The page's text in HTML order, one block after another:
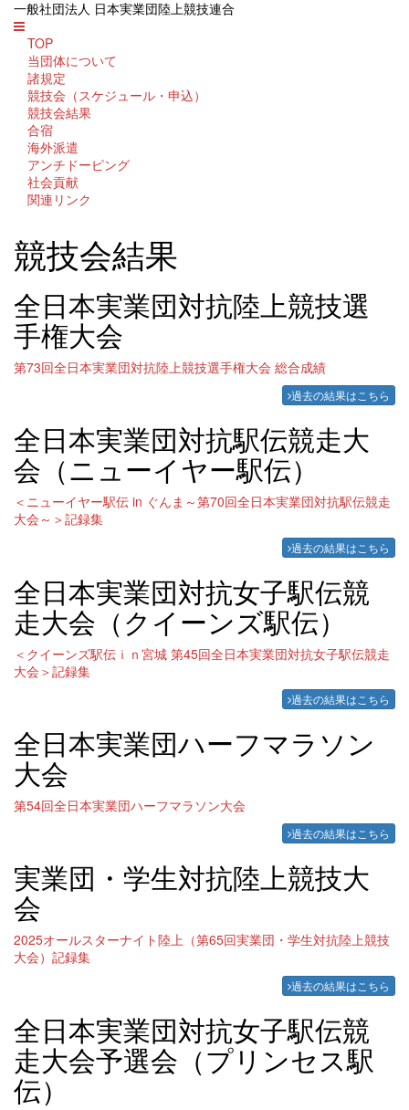
一般社団法人 日本実業団陸上競技連合
TOP
当団体について
諸規定
競技会（スケジュール・申込）
競技会結果
合宿
海外派遣
アンチドーピング
社会貢献
関連リンク
競技会結果
全日本実業団対抗陸上競技選
手権大会
第73回全日本実業団対抗陸上競技選手権大会 総合成績
過去の結果はこちら
全日本実業団対抗駅伝競走大
会（ニューイヤー駅伝）
＜ニューイヤー駅伝 in ぐんま～第70回全日本実業団対抗駅伝競走
大会～＞記録集
過去の結果はこちら
全日本実業団対抗女子駅伝競
走大会（クイーンズ駅伝）
＜クイーンズ駅伝ｉｎ宮城 第45回全日本実業団対抗女子駅伝競走
大会＞記録集
過去の結果はこちら
全日本実業団ハーフマラソン
大会
第54回全日本実業団ハーフマラソン大会
過去の結果はこちら
実業団・学生対抗陸上競技大
会
2025オールスターナイト陸上（第65回実業団・学生対抗陸上競技
大会）記録集
過去の結果はこちら
全日本実業団対抗女子駅伝競
走大会予選会（プリンセス駅
伝）